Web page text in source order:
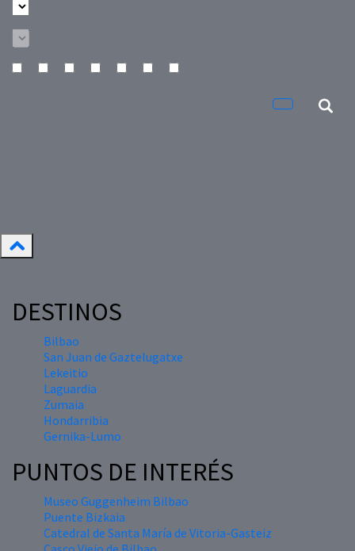
DESTINOS
Bilbao
San Juan de Gaztelugatxe
Lekeitio
Laguardia
Zumaia
Hondarribia
Gernika-Lumo
PUNTOS DE INTERÉS
Museo Guggenheim Bilbao
Puente Bizkaia
Catedral de Santa María de Vitoria-Gasteiz